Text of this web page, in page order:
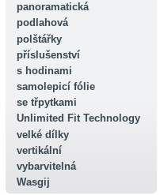
panoramatická
podlahová
polštářky
příslušenství
s hodinami
samolepicí fólie
se třpytkami
Unlimited Fit Technology
velké dílky
vertikální
vybarvitelná
Wasgij